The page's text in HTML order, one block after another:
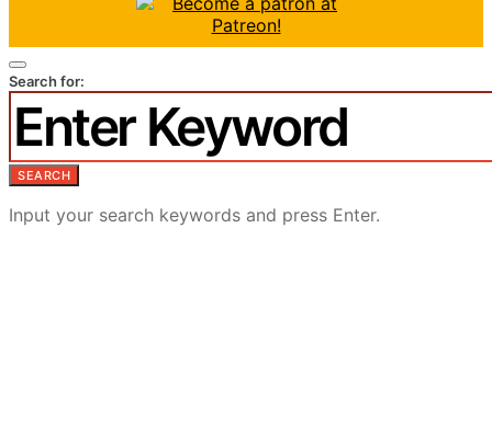
Search for:
SEARCH
Input your search keywords and press Enter.